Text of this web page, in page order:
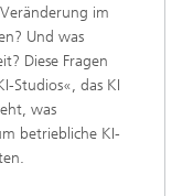
im
Und was
Diese Fragen
Studios«, das KI
was
betriebliche KI-